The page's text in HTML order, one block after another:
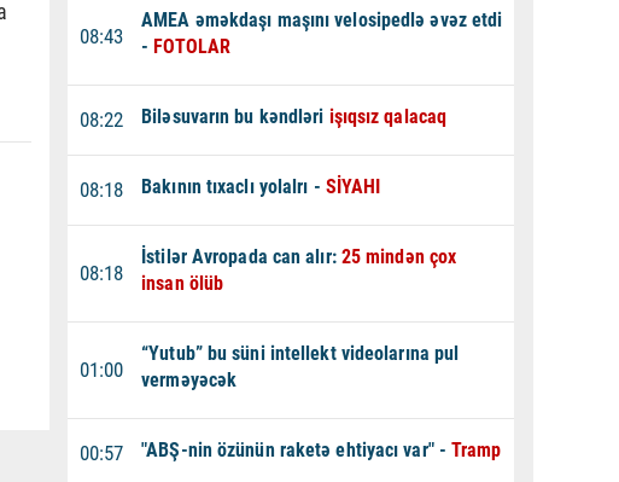
08:43
AMEA əməkdaşı maşını velosipedlə əvəz etdi
- FOTOLAR
08:22 Biləsuvarın bu kəndləri işıqsız qalacaq
08:18 Bakının tıxaclı yolalrı - SİYAHI
08:18
İstilər Avropada can alır:25 mindən çox
insan ölüb
01:00
“Yutub” bu süni intellekt videolarına pul
verməyəcək
00:57 "ABŞ-nin özünün raketə ehtiyacı var" -Tramp